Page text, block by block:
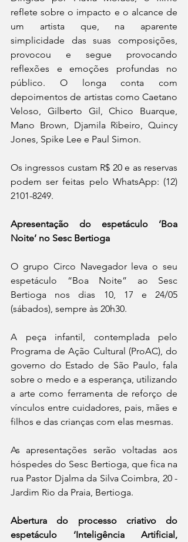
reflete sobre o impacto e o alcance de
um artista que, na aparente
simplicidade das suas composições,
provocou e segue provocando
reflexões e emoções profundas no
público. O longa conta com
depoimentos de artistas como Caetano
Veloso, Gilberto Gil, Chico Buarque,
Mano Brown, Djamila Ribeiro, Quincy
Jones, Spike Lee e Paul Simon.
Os ingressos custam R$ 20 e as reservas
podem ser feitas pelo WhatsApp: (12)
2101-8249.
Apresentação do espetáculo ‘Boa
Noite’ no Sesc Bertioga
O grupo Circo Navegador leva o seu
espetáculo “Boa Noite” ao Sesc
Bertioga nos dias 10, 17 e 24/05
(sábados), sempre às 20h30.
A peça infantil, contemplada pelo
Programa de Ação Cultural (ProAC), do
governo do Estado de São Paulo, fala
sobre o medo e a esperança, utilizando
a arte como ferramenta de reforço de
vínculos entre cuidadores, pais, mães e
filhos e das crianças com elas mesmas.
As apresentações serão voltadas aos
hóspedes do Sesc Bertioga, que fica na
rua Pastor Djalma da Silva Coimbra, 20 -
Jardim Rio da Praia, Bertioga.
Abertura do processo criativo do
espetáculo ‘Inteligência Artificial,